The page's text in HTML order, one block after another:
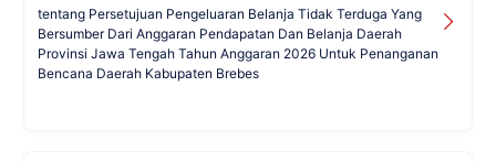
tentang Persetujuan Pengeluaran Belanja Tidak Terduga Yang
Bersumber Dari Anggaran Pendapatan Dan Belanja Daerah
Provinsi Jawa Tengah Tahun Anggaran 2026 Untuk Penanganan
Bencana Daerah Kabupaten Brebes